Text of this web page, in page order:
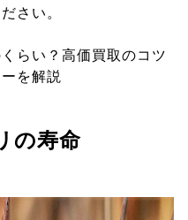
さい。
らい？高価買取のコツ
を解説
の寿命